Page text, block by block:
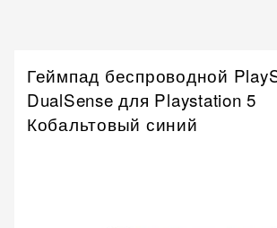
Геймпад беспроводной
DualSense для Playstation 5
Кобальтовый синий